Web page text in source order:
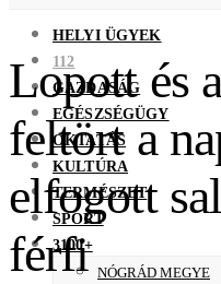
HELYI ÜGYEK
112
GAZDASÁG
EGÉSZSÉGÜGY
OKTATÁS
KULTÚRA
TERMÉSZET
SPORT
3100+
NÓGRÁD MEGYE
Lopott és
feltört a
elfogott
férfi